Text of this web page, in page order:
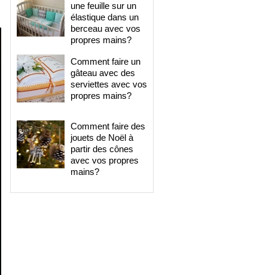
une feuille sur un
élastique dans un
berceau avec vos
propres mains?
Comment faire un
gâteau avec des
serviettes avec vos
propres mains?
Comment faire des
jouets de Noël à
partir des cônes
avec vos propres
mains?